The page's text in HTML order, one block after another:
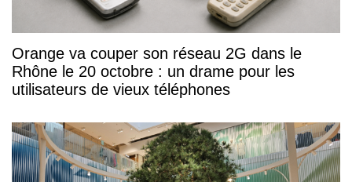
Orange va couper son réseau 2G dans le
Rhône le 20 octobre : un drame pour les
utilisateurs de vieux téléphones